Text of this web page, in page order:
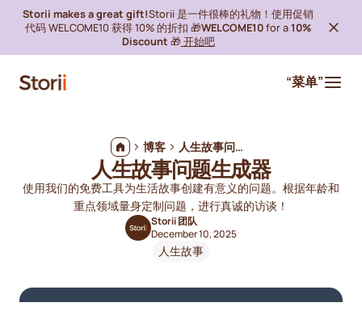
Storii makes a great gift!Storii 是一件很棒的礼物！使用促销
代码 WELCOME10 获得 10% 的折扣 🎁WELCOME10for a10%
Discount 🎁 开始吧
“菜单”
博客 人生故事问题生成器
人生故事问题生成器
使用我们的免费工具为生活故事创建有意义的问题。根据年龄和
重点领域量身定制问题，进行真诚的访谈！
Storii 团队
December 10, 2025
人生故事